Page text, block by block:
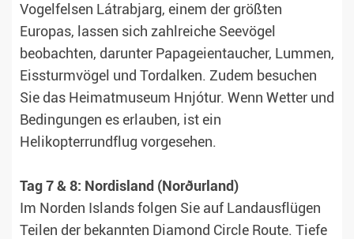
Vogelfelsen Látrabjarg, einem der größten
Europas, lassen sich zahlreiche Seevögel
beobachten, darunter Papageientaucher, Lummen,
Eissturmvögel und Tordalken. Zudem besuchen
Sie das Heimatmuseum Hnjótur. Wenn Wetter und
Bedingungen es erlauben, ist ein
Helikopterrundflug vorgesehen.
Tag 7 & 8: Nordisland (Norðurland)
Im Norden Islands folgen Sie auf Landausflügen
Teilen der bekannten Diamond Circle Route. Tiefe